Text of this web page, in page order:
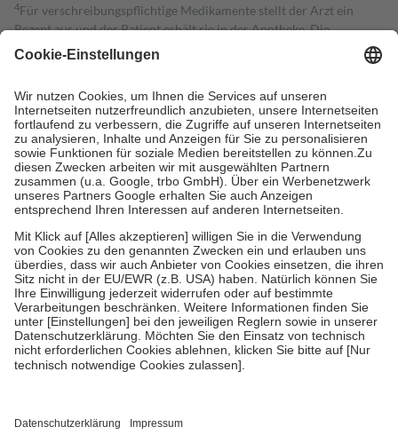
4Für verschreibungspflichtige Medikamente stellt der Arzt ein
Rezept aus und der Patient erhält sie in der Apotheke. Die
gesetzliche Krankenversicherung übernimmt in der Regel die
Kosten dafür, der Versicherte trägt einen Teil davon als Zuzahlung
Grundsätzlich leisten Mitglieder Zuzahlungen in Höhe von zehn
Prozent des Abgabepreises,mindestens jedochfünf Euround
höchstens zehn Euro.Es sind jedoch nie mehr als die tatsächlichen
Kosten der Leistung zu entrichten.
Diese Regeln gelten grundsätzlich auch für Online-Apotheken.
Bei Heilmitteln und häuslicher Krankenpflege beträgt die
Zuzahlung zehn Prozent der Kosten sowie zehn Euro je
Verordnung.
Um das Engagement der Versicherten für ihre eigene Gesundheit zu
stärken und die besondere Stellung der Familie zu unterstützen,
fallenkeine Zuzahlungenan bei:
• Kindern und Jugendlichen bis zum vollendeten 18. Lebensjahr
mit Ausnahme der Fahrkosten
• Untersuchungen zur Vorsorge und Früherkennung, die von der
GKV getragen werden